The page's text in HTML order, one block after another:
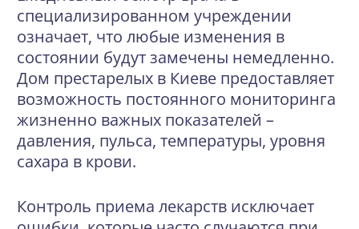
специализированном учреждении
означает, что любые изменения в
состоянии будут замечены немедленно.
Дом престарелых в Киеве предоставляет
возможность постоянного мониторинга
жизненно важных показателей –
давления, пульса, температуры, уровня
сахара в крови.
Контроль приема лекарств исключает